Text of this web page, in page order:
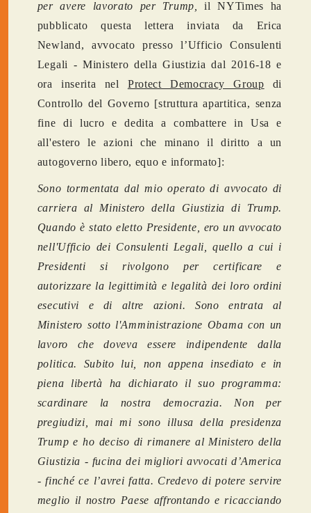
per avere lavorato per Trump,
il NYTimes ha
pubblicato questa lettera
inviata da Erica
Newland, avvocato presso l’Ufficio Consulenti
Legali - Ministero della Giustizia dal 2016-18 e
ora inserita nel Protect Democracy Group di
Controllo del Governo [struttura apartitica, senza
fine di lucro e dedita a combattere in Usa e
all'estero le azioni che minano il diritto a un
autogoverno libero, equo e informato]:
Sono tormentata dal mio operato di avvocato di
carriera al Ministero della Giustizia di Trump.
Quando è stato eletto Presidente, ero un avvocato
nell'Ufficio dei Consulenti Legali, quello a cui i
Presidenti si rivolgono per certificare e
autorizzare la legittimità e legalità dei loro ordini
esecutivi e di altre azioni. Sono entrata al
Ministero sotto l'Amministrazione Obama con un
lavoro che doveva essere indipendente dalla
politica. Subito lui, non appena insediato e in
piena libertà ha dichiarato il suo programma:
scardinare la nostra democrazia. Non per
pregiudizi, mai mi sono illusa della presidenza
Trump e ho deciso di rimanere al Ministero della
Giustizia - fucina dei migliori avvocati d’America
- finché ce l’avrei fatta. Credevo di potere servire
meglio il nostro Paese affrontando e ricacciando